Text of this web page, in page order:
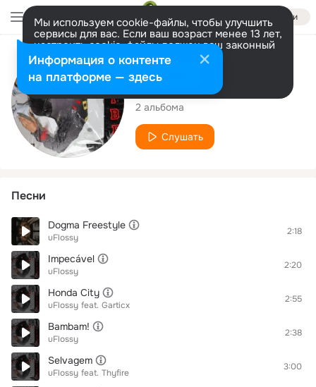
Войти
Мы используем cookie-файлы, чтобы улучшить
сервисы для вас. Если ваш возраст менее 13 лет,
настроить cookie-файлы должен ваш законный
представитель. Больше информации
Разрешить все Настроить
Исполнитель
uFlossy
2 альбома
Слушать
Песни
Dogma Freestyle
uFlossy
2:18
Impecável
uFlossy
2:20
Honda City
uFlossy feat. Garticx
2:55
Bambam!
uFlossy
2:38
Selvagem
uFlossy feat. Thyfire
3:00
Информация о контенте
на платформе — здесь